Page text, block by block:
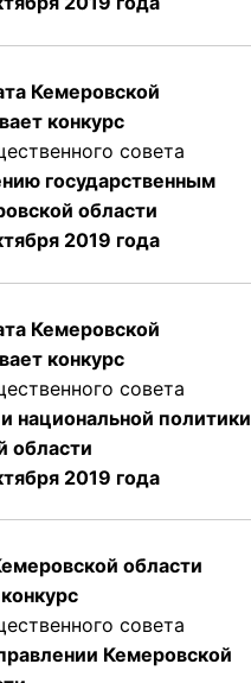
Кемеровской
конкурс
совета
государственным
области
2019 года
Кемеровской
конкурс
совета
национальной политики
области
2019 года
области
совета
Кемеровской